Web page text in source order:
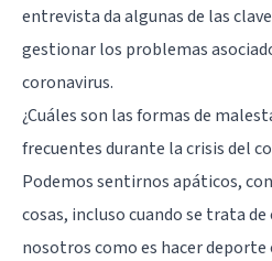
entrevista da algunas de las
gestionar los problemas
coronavirus.
¿Cuáles son las formas de
frecuentes durante la crisis del
Podemos sentirnos apáticos,
cosas, incluso cuando se trata de
nosotros como es hacer deporte